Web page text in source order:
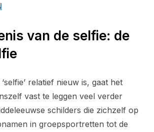
van de selfie: de
relatief nieuw is, gaat het
vast te leggen veel verder
schilders die zichzelf op
in groepsportretten tot de